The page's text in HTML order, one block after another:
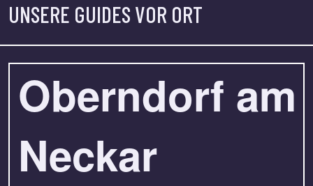
UNSERE GUIDES VOR ORT
Oberndorf am
Neckar